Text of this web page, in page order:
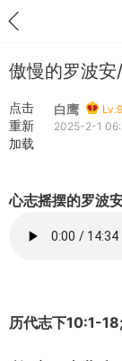
傲慢的罗波
点击
重新
加载
白鹰
Lv.9
2025-2-1
心志摇摆的罗波
历代志下10:1-